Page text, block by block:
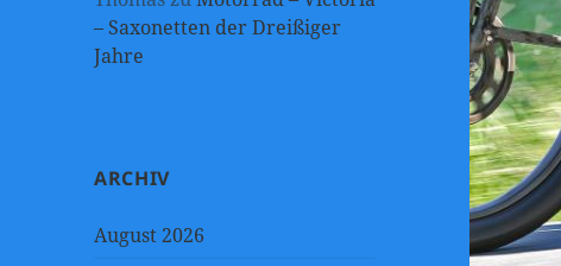
– Saxonetten der Dreißiger
Jahre
ARCHIV
August 2026